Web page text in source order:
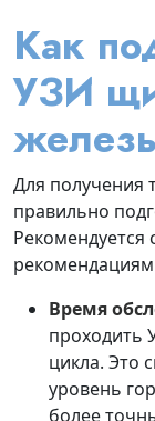
Как
УЗИ
Для получения
правильно
Время
проходить
цикла. Это
уровень
более